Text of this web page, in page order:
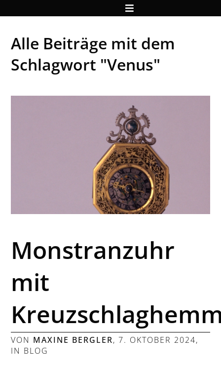
Alle Beiträge mit dem
Schlagwort "Venus"
Monstranzuhr
mit
VON MAXINE BERGLER,7. OKTOBER 2024,
IN BLOG